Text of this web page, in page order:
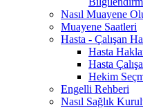
Nasıl Muayene
Muayene Saatleri
Hasta - Çalışan
Hasta
Hasta
Hekim
Engelli Rehberi
Nasıl Sağlık